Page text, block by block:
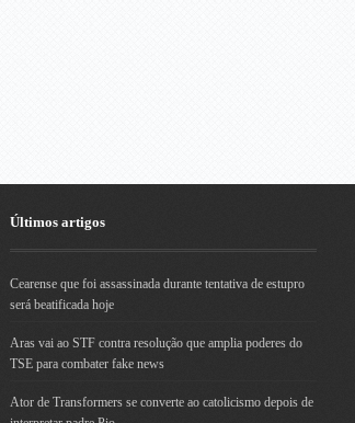
Últimos artigos
Cearense que foi assassinada durante tentativa de estupro
será beatificada hoje
Aras vai ao STF contra resolução que amplia poderes do
TSE para combater fake news
Ator de Transformers se converte ao catolicismo depois de